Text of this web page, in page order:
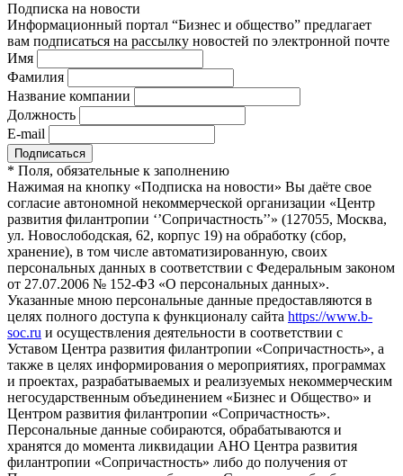
Подписка на новости
Информационный портал “Бизнес и общество” предлагает
вам подписаться на рассылку новостей по электронной почте
Имя
Фамилия
Название компании
Должность
E-mail
* Поля, обязательные к заполнению
Нажимая на кнопку «Подписка на новости» Вы даёте свое
согласие автономной некоммерческой организации «Центр
развития филантропии ‘’Сопричастность’’» (127055, Москва,
ул. Новослободская, 62, корпус 19) на обработку (сбор,
хранение), в том числе автоматизированную, своих
персональных данных в соответствии с Федеральным законом
от 27.07.2006 № 152-ФЗ «О персональных данных».
Указанные мною персональные данные предоставляются в
целях полного доступа к функционалу сайта https://www.b-
soc.ru и осуществления деятельности в соответствии с
Уставом Центра развития филантропии «Сопричастность», а
также в целях информирования о мероприятиях, программах
и проектах, разрабатываемых и реализуемых некоммерческим
негосударственным объединением «Бизнес и Общество» и
Центром развития филантропии «Сопричастность».
Персональные данные собираются, обрабатываются и
хранятся до момента ликвидации АНО Центра развития
филантропии «Сопричастность» либо до получения от